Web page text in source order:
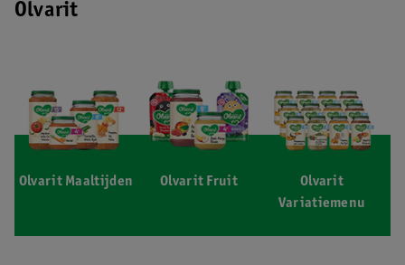
Olvarit
Olvarit Maaltijden Olvarit Fruit
Olvarit
Variatiemenu